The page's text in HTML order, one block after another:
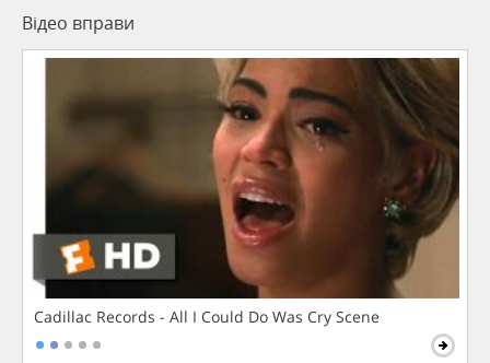
Відео вправи
Cadillac Records - All I Could Do Was Cry Scene